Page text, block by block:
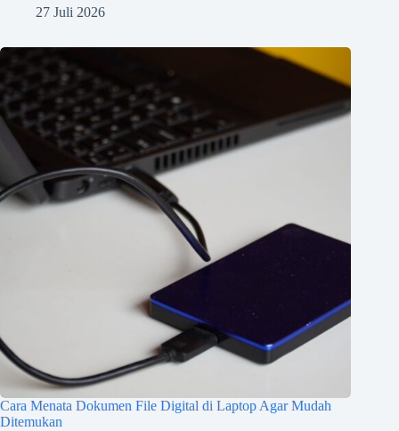
27 Juli 2026
Cara Menata Dokumen File Digital di Laptop Agar Mudah
Ditemukan